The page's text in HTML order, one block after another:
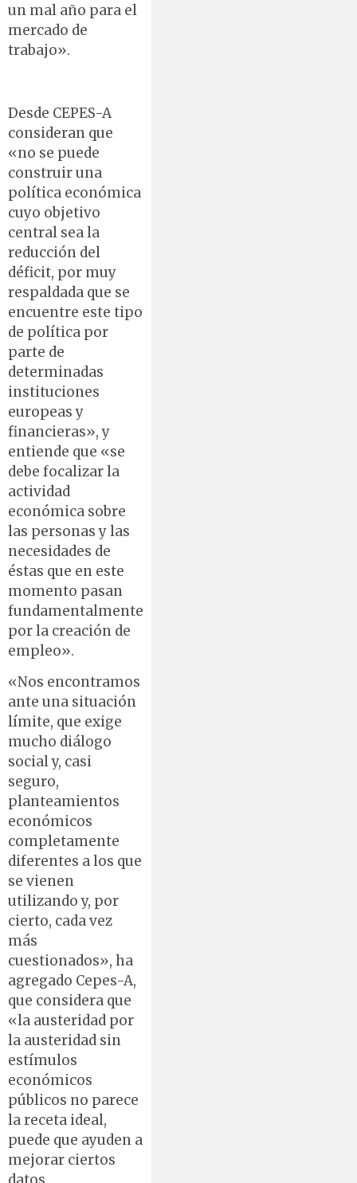
un mal año para el
mercado de
trabajo».
Desde CEPES-A
consideran que
«no se puede
construir una
política económica
cuyo objetivo
central sea la
reducción del
déficit, por muy
respaldada que se
encuentre este tipo
de política por
parte de
determinadas
instituciones
europeas y
financieras», y
entiende que «se
debe focalizar la
actividad
económica sobre
las personas y las
necesidades de
éstas que en este
momento pasan
fundamentalmente
por la creación de
empleo».
«Nos encontramos
ante una situación
límite, que exige
mucho diálogo
social y, casi
seguro,
planteamientos
económicos
completamente
diferentes a los que
se vienen
utilizando y, por
cierto, cada vez
más
cuestionados», ha
agregado Cepes-A,
que considera que
«la austeridad por
la austeridad sin
estímulos
económicos
públicos no parece
la receta ideal,
puede que ayuden a
mejorar ciertos